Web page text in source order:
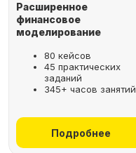
Расширенное
финансовое
моделирование
80 кейсов
45 практических
заданий
345+ часов занятий
Подробнее